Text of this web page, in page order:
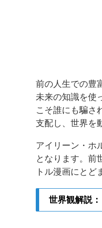
前の人生での豊
未来の知識を使
こそ誰にも騙さ
支配し、世界を
アイリーン・ホ
となります。
トル漫画にとど
世界観解説